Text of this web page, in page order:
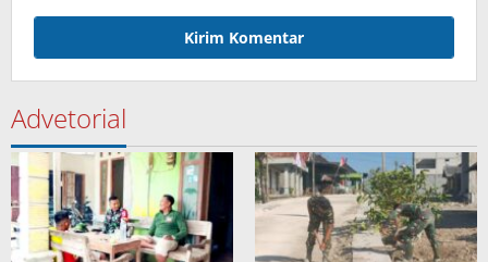
Advetorial